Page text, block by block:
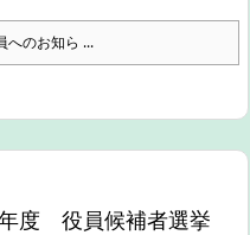
へのお知ら ...
年度 役員候補者選挙